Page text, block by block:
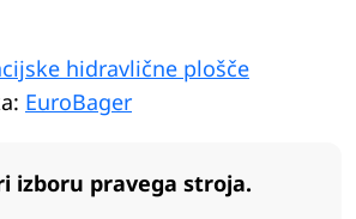
hidravlične plošče
EuroBager
izboru pravega stroja.